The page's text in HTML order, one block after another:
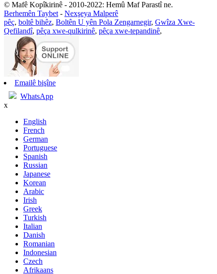
© Mafê Kopîkirinê - 2010-2022: Hemû Maf Parastî ne.
Berhemên Taybet - Nexşeya Malperê
pêç, boltê bihêz, Boltên U yên Pola Zengarnegir, Gwîza Xwe-
Qefilandî, pêça xwe-qulkirinê, pêça xwe-tepandinê,
Emailê bişîne
WhatsApp
x
English
French
German
Portuguese
Spanish
Russian
Japanese
Korean
Arabic
Irish
Greek
Turkish
Italian
Danish
Romanian
Indonesian
Czech
Afrikaans